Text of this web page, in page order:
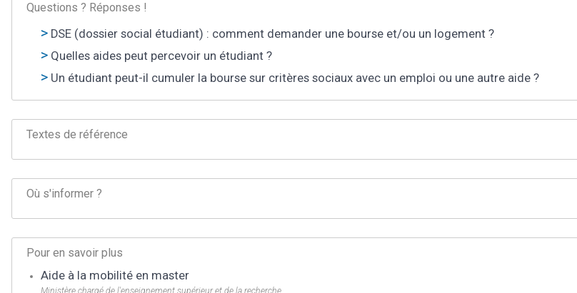
Questions ? Réponses !
DSE (dossier social étudiant) : comment demander une bourse et/ou un logement ?
Quelles aides peut percevoir un étudiant ?
Un étudiant peut-il cumuler la bourse sur critères sociaux avec un emploi ou une autre aide ?
Textes de référence
Où s'informer ?
Pour en savoir plus
Aide à la mobilité en master